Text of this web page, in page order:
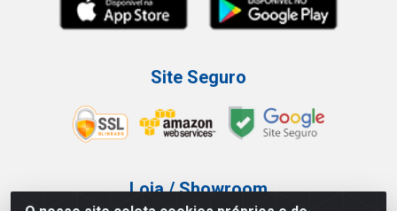
Site Seguro
Loja / Showroom